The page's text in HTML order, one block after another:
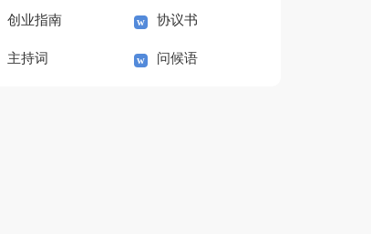
创业指南 协议书
主持词 问候语